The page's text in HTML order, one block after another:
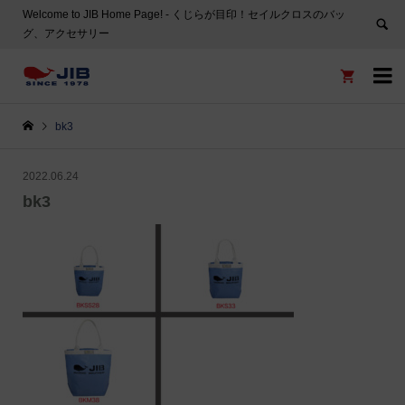
Welcome to JIB Home Page! ‐ くじらが目印！セイルクロスのバッ
グ、アクセサリー


bk3
2022.06.24
bk3